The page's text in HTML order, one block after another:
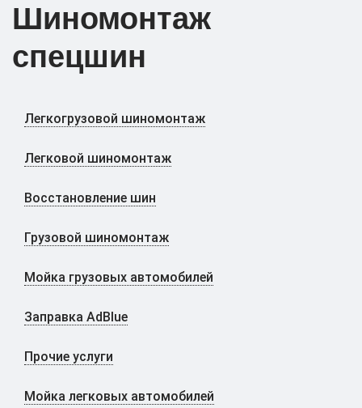
Шиномонтаж
спецшин
Легкогрузовой шиномонтаж
Легковой шиномонтаж
Восстановление шин
Грузовой шиномонтаж
Мойка грузовых автомобилей
Заправка AdBlue
Прочие услуги
Мойка легковых автомобилей